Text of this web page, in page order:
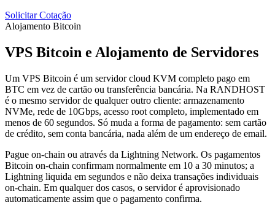
Solicitar Cotação
Alojamento Bitcoin
VPS Bitcoin e Alojamento de Servidores
Um VPS Bitcoin é um servidor cloud KVM completo pago em
BTC em vez de cartão ou transferência bancária. Na RANDHOST
é o mesmo servidor de qualquer outro cliente: armazenamento
NVMe, rede de 10Gbps, acesso root completo, implementado em
menos de 60 segundos. Só muda a forma de pagamento: sem cartão
de crédito, sem conta bancária, nada além de um endereço de email.
Pague on-chain ou através da Lightning Network. Os pagamentos
Bitcoin on-chain confirmam normalmente em 10 a 30 minutos; a
Lightning liquida em segundos e não deixa transações individuais
on-chain. Em qualquer dos casos, o servidor é aprovisionado
automaticamente assim que o pagamento confirma.